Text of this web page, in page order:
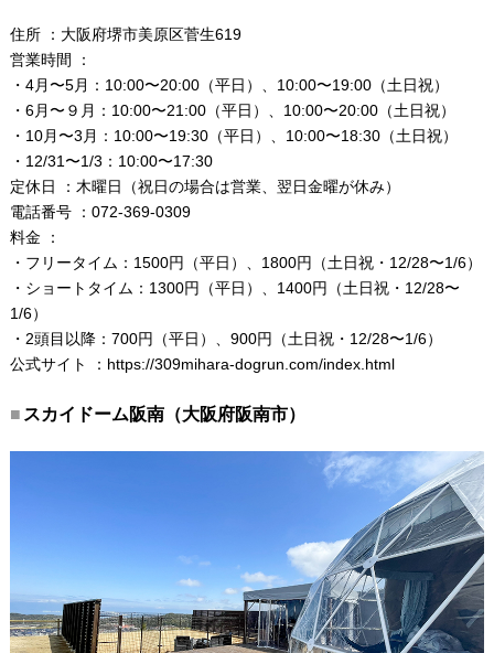
住所 ：大阪府堺市美原区菅生619
営業時間 ：
・4月〜5月：10:00〜20:00（平日）、10:00〜19:00（土日祝）
・6月〜９月：10:00〜21:00（平日）、10:00〜20:00（土日祝）
・10月〜3月：10:00〜19:30（平日）、10:00〜18:30（土日祝）
・12/31〜1/3：10:00〜17:30
定休日 ：木曜日（祝日の場合は営業、翌日金曜が休み）
電話番号 ：072-369-0309
料金 ：
・フリータイム：1500円（平日）、1800円（土日祝・12/28〜1/6）
・ショートタイム：1300円（平日）、1400円（土日祝・12/28〜
1/6）
・2頭目以降：700円（平日）、900円（土日祝・12/28〜1/6）
公式サイト ： https://309mihara-dogrun.com/index.html
スカイドーム阪南（大阪府阪南市）